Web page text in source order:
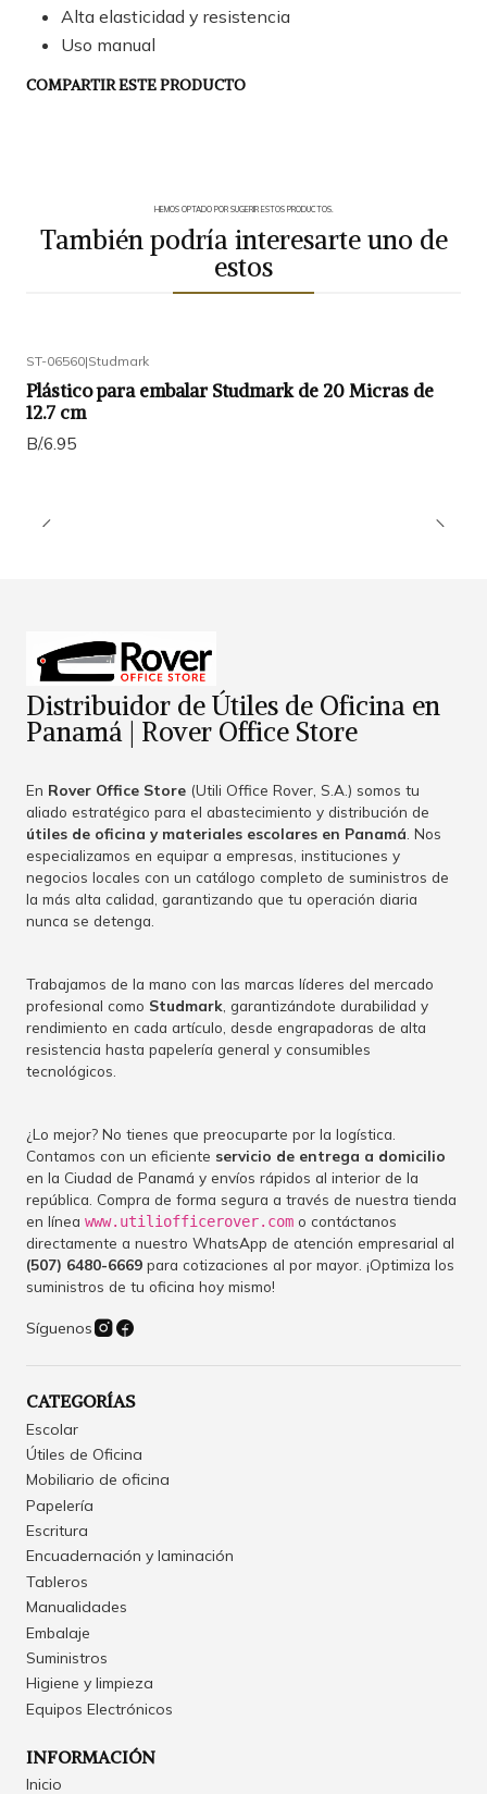
Alta elasticidad y resistencia
Uso manual
COMPARTIR ESTE PRODUCTO
HEMOS OPTADO POR SUGERIR ESTOS PRODUCTOS.
También podría interesarte uno de
estos
ST-06560|Studmark
Plástico para embalar Studmark de 20 Micras de
12.7 cm
B/.6.95
Distribuidor de Útiles de Oficina en
Panamá | Rover Office Store
En Rover Office Store (Utili Office Rover, S.A.) somos tu
aliado estratégico para el abastecimiento y distribución de
útiles de oficina y materiales escolares en Panamá. Nos
especializamos en equipar a empresas, instituciones y
negocios locales con un catálogo completo de suministros de
la más alta calidad, garantizando que tu operación diaria
nunca se detenga.
Trabajamos de la mano con las marcas líderes del mercado
profesional como Studmark, garantizándote durabilidad y
rendimiento en cada artículo, desde engrapadoras de alta
resistencia hasta papelería general y consumibles
tecnológicos.
¿Lo mejor? No tienes que preocuparte por la logística.
Contamos con un eficiente servicio de entrega a domicilio
en la Ciudad de Panamá y envíos rápidos al interior de la
república. Compra de forma segura a través de nuestra tienda
en línea www.utiliofficerover.com o contáctanos
directamente a nuestro WhatsApp de atención empresarial al
(507) 6480-6669 para cotizaciones al por mayor. ¡Optimiza los
suministros de tu oficina hoy mismo!
Síguenos
CATEGORÍAS
Escolar
Útiles de Oficina
Mobiliario de oficina
Papelería
Escritura
Encuadernación y laminación
Tableros
Manualidades
Embalaje
Suministros
Higiene y limpieza
Equipos Electrónicos
INFORMACIÓN
Inicio